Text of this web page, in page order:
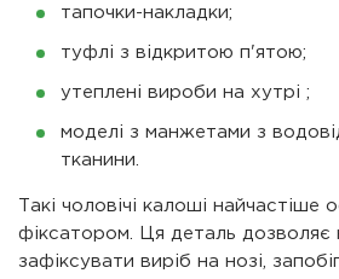
тапочки-накладки;
туфлі з відкритою п'ятою;
утеплені вироби на хутрі ;
моделі з манжетами з
тканини.
Такі чоловічі калоші
фіксатором. Ця деталь дозволяє
зафіксувати виріб на нозі,